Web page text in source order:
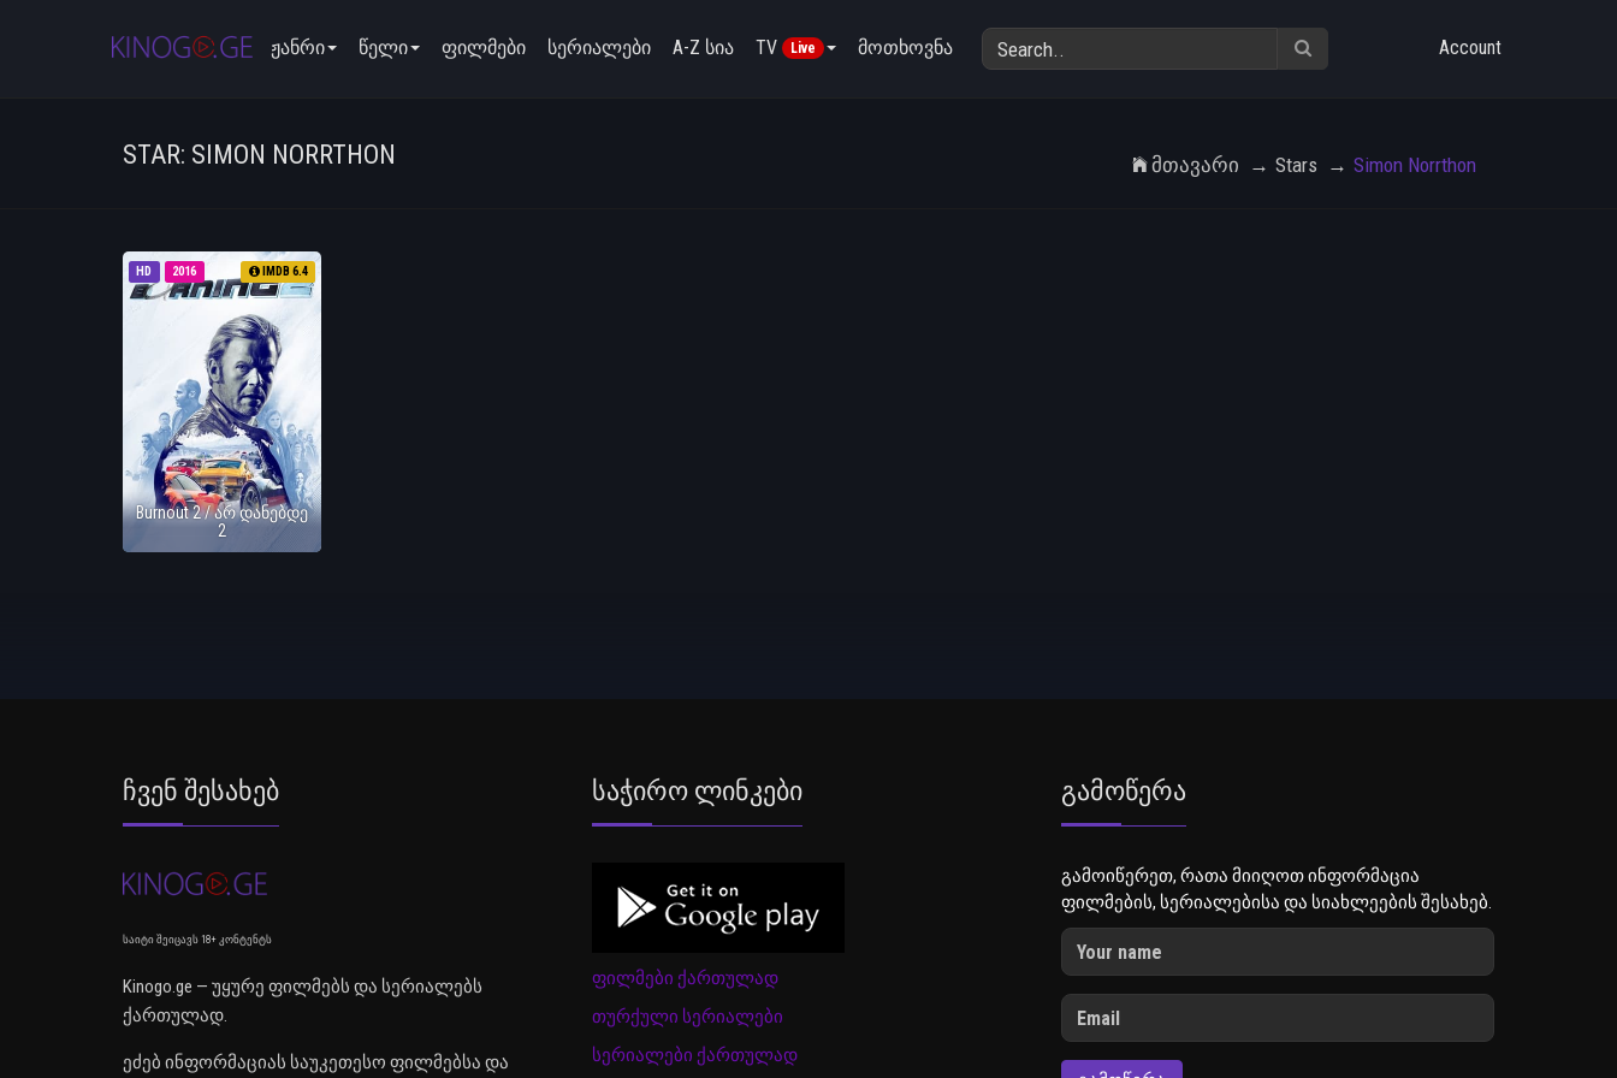
ჟანრი წელი ფილმები სერიალები A-Z სია TV Live მოთხოვნა Account
STAR: SIMON NORRTHON Მთავარი Stars Simon Norrthon
HD 2016 IMDB 6.4
Burnout 2 / არ დანებდე
2
Ჩვენ Შესახებ
საიტი შეიცავს 18+ კონტენტს
Kinogo.ge — უყურე ფილმებს და სერიალებს
ქართულად.
ეძებ ინფორმაციას საუკეთესო ფილმებსა და
Საჭირო Ლინკები
ფილმები ქართულად
თურქული სერიალები
სერიალები ქართულად
Გამოწერა
გამოიწერეთ, რათა მიიღოთ ინფორმაცია
ფილმების, სერიალებისა და სიახლეების შესახებ.